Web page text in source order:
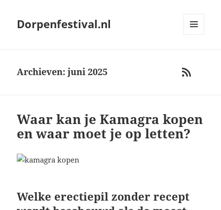
Dorpenfestival.nl
RSS
Archieven: juni 2025
Waar kan je Kamagra kopen
en waar moet je op letten?
Welke erectiepil zonder recept